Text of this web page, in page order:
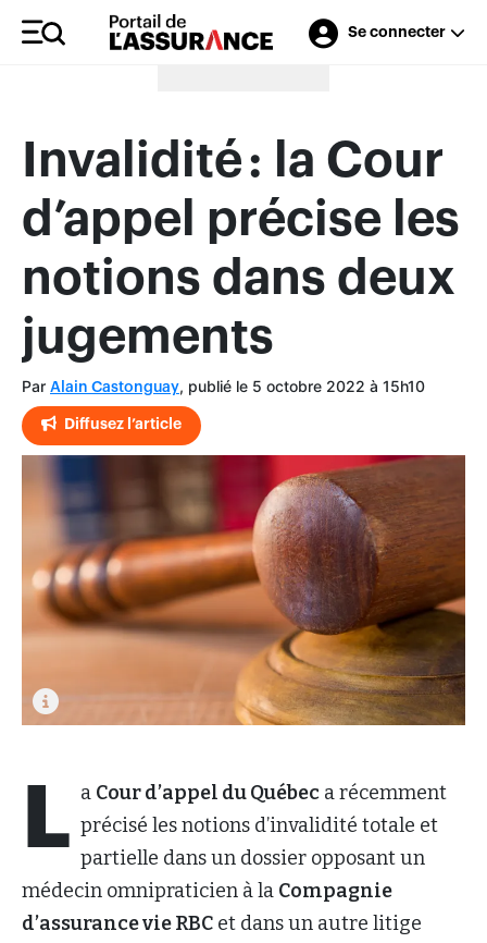
Se connecter
Merci à nos annonceurs
Invalidité : la Cour
d’appel précise les
notions dans deux
jugements
Par Alain Castonguay, publié le 5 octobre 2022 à 15h10
Diffusez l’article
L a Cour d’appel du Québec a récemment
précisé les notions d’invalidité totale et
partielle dans un dossier opposant un
médecin omnipraticien à la Compagnie
d’assurance vie RBC et dans un autre litige